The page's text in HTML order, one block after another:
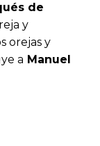
de
y
orejas y
a Manuel